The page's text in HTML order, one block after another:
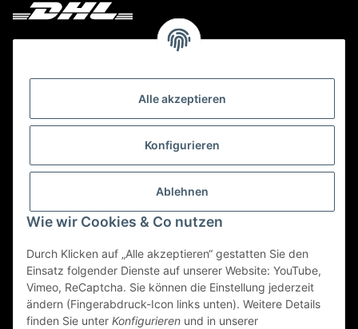
Alle akzeptieren
Konfigurieren
Ablehnen
Wie wir Cookies & Co nutzen
Durch Klicken auf „Alle akzeptieren“ gestatten Sie den
Einsatz folgender Dienste auf unserer Website: YouTube,
Vimeo, ReCaptcha. Sie können die Einstellung jederzeit
ändern (Fingerabdruck-Icon links unten). Weitere Details
finden Sie unter Konfigurieren und in unserer
Deine Bestellung versenden wir mit DHL!